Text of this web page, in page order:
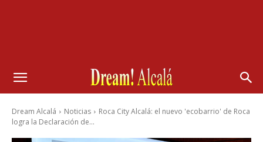
Dream Alcalá Noticias
Roca City Alcalá: el nuevo 'ecobarrio' de Roca
logra la Declaración de...